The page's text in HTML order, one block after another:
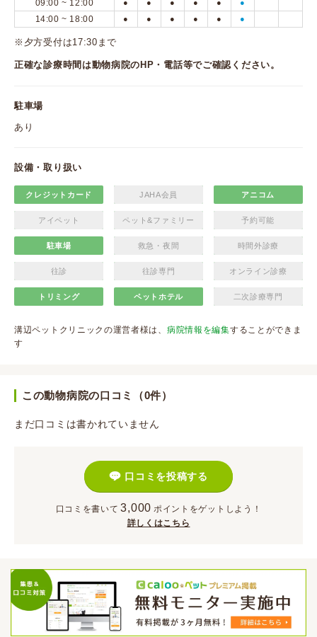
09:00 ~ 12:00
● ● ● ● ● ●
14:00 ~ 18:00 ● ● ● ● ● ●
※夕方受付は17:30まで
正確な診療時間は動物病院のHP・電話等でご確認ください。
駐車場
あり
設備・取り扱い
クレジットカード JAHA会員 アニコム
アイペット ペット&ファミリー 予約可能
駐車場 救急・夜間 時間外診療
往診 往診専門 オンライン診療
トリミング ペットホテル 二次診療専門
溝辺ペットクリニックの運営者様は、 病院情報を編集することができま
す
この動物病院の口コミ（0件）
まだ口コミは書かれていません
口コミを投稿する
口コミを書いて 3,000 ポイント をゲットしよう！
詳しくはこちら